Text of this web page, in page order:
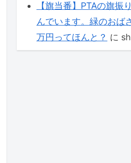
【旗当番】PTAの旗振
んでいます。緑のおば
万円ってほんと？ に